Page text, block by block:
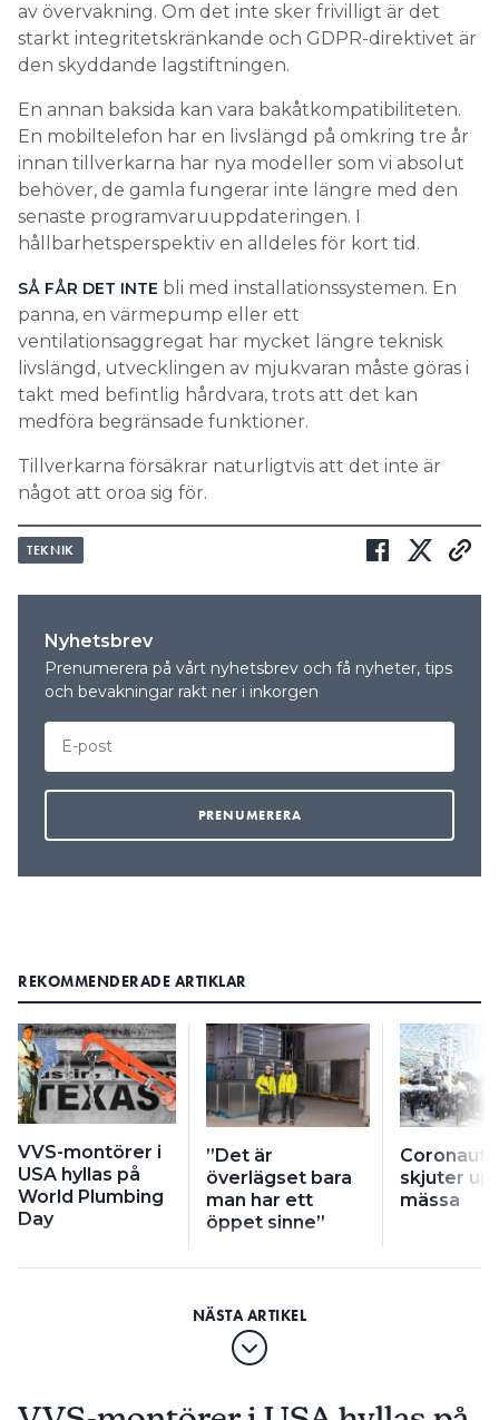
av övervakning. Om det inte sker frivilligt är det
starkt integritetskränkande och GDPR-direktivet är
den skyddande lagstiftningen.
En annan baksida kan vara bakåtkompatibiliteten.
En mobiltelefon har en livslängd på omkring tre år
innan tillverkarna har nya modeller som vi absolut
behöver, de gamla fungerar inte längre med den
senaste programvaruuppdateringen. I
hållbarhetsperspektiv en alldeles för kort tid.
SÅ FÅR DET INTE bli med installationssystemen. En
panna, en värmepump eller ett
ventilationsaggregat har mycket längre teknisk
livslängd, utvecklingen av mjukvaran måste göras i
takt med befintlig hårdvara, trots att det kan
medföra begränsade funktioner.
Tillverkarna försäkrar naturligtvis att det inte är
något att oroa sig för.
TEKNIK
Nyhetsbrev
Prenumerera på vårt nyhetsbrev och få nyheter, tips
och bevakningar rakt ner i inkorgen
REKOMMENDERADE ARTIKLAR
VVS-montörer i
USA hyllas på
World Plumbing
Day
”Det är
överlägset bara
man har ett
öppet sinne”
skjuter
mässa